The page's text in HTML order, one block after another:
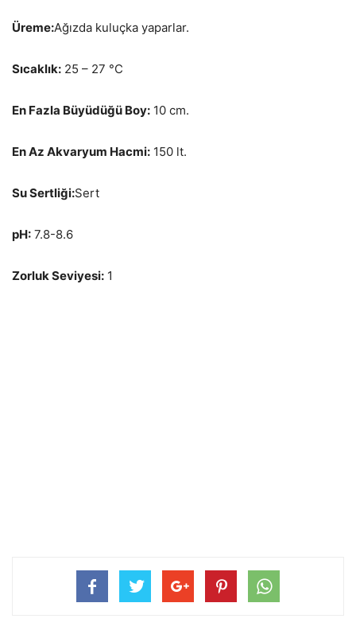
Üreme:Ağızda kuluçka yaparlar.
Sıcaklık: 25 – 27 °C
En Fazla Büyüdüğü Boy: 10 cm.
En Az Akvaryum Hacmi: 150 lt.
Su Sertliği:Sert
pH: 7.8-8.6
Zorluk Seviyesi: 1